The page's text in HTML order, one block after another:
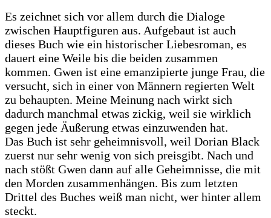
Es zeichnet sich vor allem durch die Dialoge
zwischen Hauptfiguren aus. Aufgebaut ist auch
dieses Buch wie ein historischer Liebesroman, es
dauert eine Weile bis die beiden zusammen
kommen. Gwen ist eine emanzipierte junge Frau, die
versucht, sich in einer von Männern regierten Welt
zu behaupten. Meine Meinung nach wirkt sich
dadurch manchmal etwas zickig, weil sie wirklich
gegen jede Äußerung etwas einzuwenden hat.
Das Buch ist sehr geheimnisvoll, weil Dorian Black
zuerst nur sehr wenig von sich preisgibt. Nach und
nach stößt Gwen dann auf alle Geheimnisse, die mit
den Morden zusammenhängen. Bis zum letzten
Drittel des Buches weiß man nicht, wer hinter allem
steckt.